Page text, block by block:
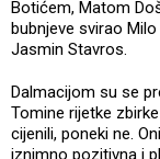
Botićem, Matom
bubnjeve svirao
Jasmin Stavros.
Dalmacijom su se
Tomine rijetke
cijenili, poneki ne.
iznimno pozitivna i